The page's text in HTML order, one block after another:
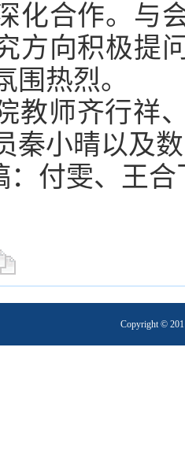
化合作。与
方向积极提
围热烈。
教师齐行祥
秦小晴以及
：付雯、王
Copyright ©